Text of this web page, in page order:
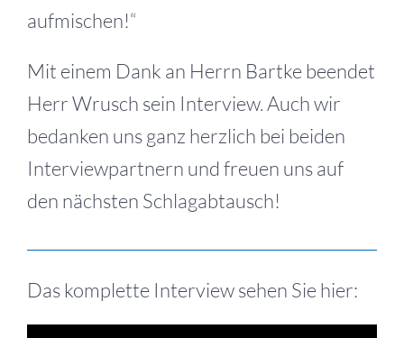
aufmischen!“
Mit einem Dank an Herrn Bartke beendet
Herr Wrusch sein Interview. Auch wir
bedanken uns ganz herzlich bei beiden
Interviewpartnern und freuen uns auf
den nächsten Schlagabtausch!
Das komplette Interview sehen Sie hier: